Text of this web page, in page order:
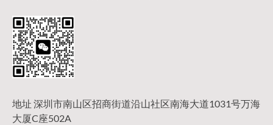
地址 深圳市南山区招商街道沿山社区南海大道1031号万海
大厦C座502A